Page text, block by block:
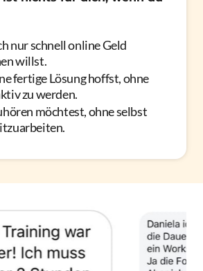
nur schnell online Geld
willst.
fertige Lösung hoffst, ohne
zu werden.
möchtest, ohne selbst